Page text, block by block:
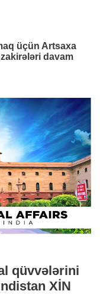
üçün Artsaxa
davam
qüvvələrini
XİN